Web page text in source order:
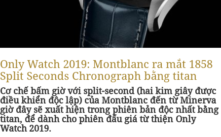
Only Watch 2019: Montblanc ra mắt 1858
Split Seconds Chronograph bằng titan
Cơ chế bấm giờ với split-second (hai kim giây được
điều khiển độc lập) của Montblanc đến từ Minerva
giờ đây sẽ xuất hiện trong phiên bản độc nhất bằng
titan, để dành cho phiên đấu giá từ thiện Only
Watch 2019.